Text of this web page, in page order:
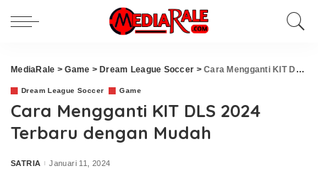
MediaRale >Game > Dream League Soccer >Cara Mengganti KIT DLS 2024 Terbaru dengan Mudah
Dream League Soccer Game
Cara Mengganti KIT DLS 2024
Terbaru dengan Mudah
Posted
SATRIA Januari 11, 2024